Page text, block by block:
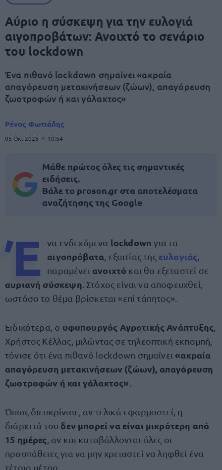
Αύριο η σύσκεψη για την ευλογιά
αιγοπροβάτων: Ανοιχτό το σενάριο
του lockdown
Ένα πιθανό lockdown σημαίνει «ακραία
απαγόρευση μετακινήσεων (ζώων), απαγόρευση
ζωοτροφών ή και γάλακτος»
Ρένος Φωτιάδης
05 Οκτ 2025 10:54
Μάθε πρώτος όλες τις σημαντικές
ειδήσεις.
Βάλε το proson.gr στα αποτελέσματα
αναζήτησης της Google
Έ να ενδεχόμενο lockdownγια τα
αιγοπρόβατα , εξαιτίας της ευλογιάς
παραμένει ανοιχτό και θα εξεταστεί σε
αυριανή σύσκεψη . Στόχος είναι να αποφευχθεί,
ωστόσο το θέμα βρίσκεται «επί τάπητος».
Ειδικότερα, ο υφυπουργός Αγροτικής Ανάπτυξης
Χρήστος Κέλλας, μιλώντας σε τηλεοπτική εκπομπή,
τόνισε ότι ένα πιθανό lockdown σημαίνει «ακραία
απαγόρευση μετακινήσεων (ζώων), απαγόρευση
ζωοτροφών ή και γάλακτος»
Όπως διευκρίνισε, αν τελικά εφαρμοστεί, η
διάρκειά του δεν μπορεί να είναι μικρότερη από
15 ημέρες , αν και καταβάλλονται όλες οι
προσπάθειες για να μην χρειαστεί να ληφθεί ένα
τέτοιο μέτρο.